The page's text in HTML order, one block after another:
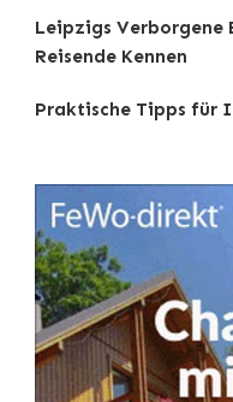
Leipzigs Verborgene
Reisende Kennen
Praktische Tipps für